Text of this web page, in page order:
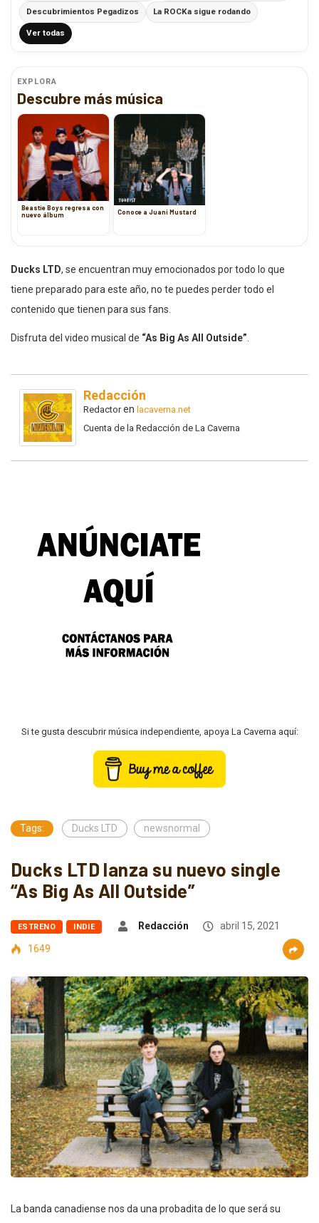
Descubrimientos Pegadizos La ROCKa sigue rodando
Ver todas
EXPLORA
Descubre más música
Beastie Boys regresa con
nuevo álbum
Conoce a Juani Mustard
Ducks LTD, se encuentran muy emocionados por todo lo que
tiene preparado para este año, no te puedes perder todo el
contenido que tienen para sus fans.
Disfruta del video musical de “As Big As All Outside”
Redacción
Redactoren lacaverna.net
Cuenta de la Redacción de La Caverna
Si te gusta descubrir música independiente, apoya La Caverna aquí:
Tags: Ducks LTD newsnormal
Ducks LTD lanza su nuevo single
“As Big As All Outside”
ESTRENO INDIE Redacción
abril 15, 2021
1649
La banda canadiense nos da una probadita de lo que será su